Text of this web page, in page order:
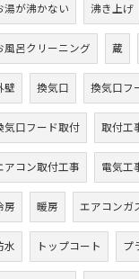
湯が沸かない 沸き上げ
風呂クリーニング 蔵
壁 換気口 換気口フ
気口フード取付 取付工
アコン取付工事 電気工
房 暖房 エアコンガ
水 トップコート プ